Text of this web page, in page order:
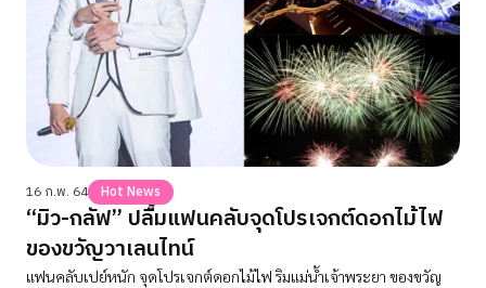
16 ก.พ. 64 Hot News
“มิว-กลัฟ” ปลื้มแฟนคลับจุดโปรเจกต์ดอกไม้ไฟ
ของขวัญวาเลนไทน์
แฟนคลับเปย์หนัก จุดโปรเจกต์ดอกไม้ไฟ ริมแม่น้ำเจ้าพระยา ของขวัญ